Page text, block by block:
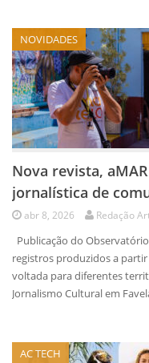
NOVIDADES
Nova revista,
jornalística de
abr 8, 2026 Redação
Publicação do
registros produzidos a
voltada para diferentes
Jornalismo Cultural em
AC TECH